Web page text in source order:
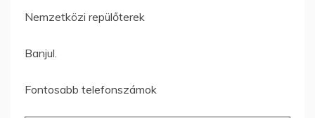
Nemzetközi repülőterek
Banjul.
Fontosabb telefonszámok